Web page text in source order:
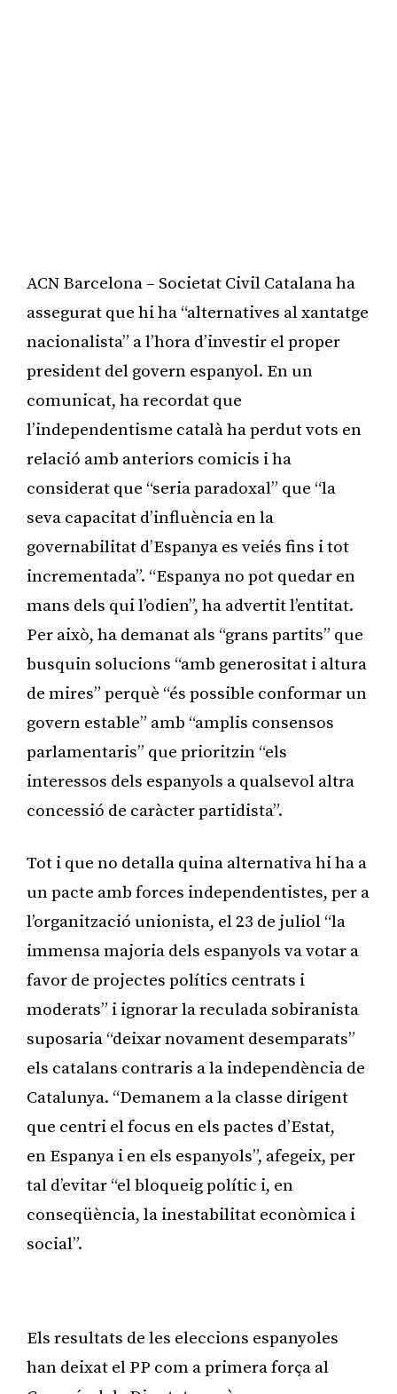
ACN Barcelona – Societat Civil Catalana ha
assegurat que hi ha “alternatives al xantatge
nacionalista” a l’hora d’investir el proper
president del govern espanyol. En un
comunicat, ha recordat que
l’independentisme català ha perdut vots en
relació amb anteriors comicis i ha
considerat que “seria paradoxal” que “la
seva capacitat d’influència en la
governabilitat d’Espanya es veiés fins i tot
incrementada”. “Espanya no pot quedar en
mans dels qui l’odien”, ha advertit l’entitat.
Per això, ha demanat als “grans partits” que
busquin solucions “amb generositat i altura
de mires” perquè “és possible conformar un
govern estable” amb “amplis consensos
parlamentaris” que prioritzin “els
interessos dels espanyols a qualsevol altra
concessió de caràcter partidista”.
Tot i que no detalla quina alternativa hi ha a
un pacte amb forces independentistes, per a
l’organització unionista, el 23 de juliol “la
immensa majoria dels espanyols va votar a
favor de projectes polítics centrats i
moderats” i ignorar la reculada sobiranista
suposaria “deixar novament desemparats”
els catalans contraris a la independència de
Catalunya. “Demanem a la classe dirigent
que centri el focus en els pactes d’Estat,
en Espanya i en els espanyols”, afegeix, per
tal d’evitar “el bloqueig polític i, en
conseqüència, la inestabilitat econòmica i
social”.
Els resultats de les eleccions espanyoles
han deixat el PP com a primera força al